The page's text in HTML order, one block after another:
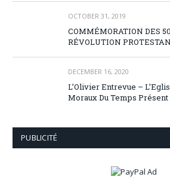
OCTOBER 31, 2019
COMMÉMORATION DES
RÉVOLUTION
DECEMBER 16, 2020
L’Olivier Entrevue –
Moraux Du Temps Présent
PUBLICITÉ